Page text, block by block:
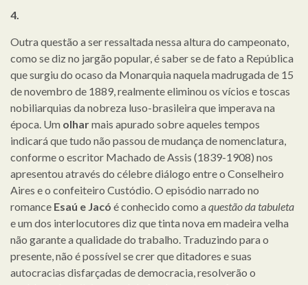
4.
Outra questão a ser ressaltada nessa altura do campeonato,
como se diz no jargão popular, é saber se de fato a República
que surgiu do ocaso da Monarquia naquela madrugada de 15
de novembro de 1889, realmente eliminou os vícios e toscas
nobiliarquias da nobreza luso-brasileira que imperava na
época. Um olharmais apurado sobre aqueles tempos
indicará que tudo não passou de mudança de nomenclatura,
conforme o escritor Machado de Assis (1839-1908) nos
apresentou através do célebre diálogo entre o Conselheiro
Aires e o confeiteiro Custódio. O episódio narrado no
romance Esaú e Jacó é conhecido como a questão da tabuleta
e um dos interlocutores diz que tinta nova em madeira velha
não garante a qualidade do trabalho. Traduzindo para o
presente, não é possível se crer que ditadores e suas
autocracias disfarçadas de democracia, resolverão o